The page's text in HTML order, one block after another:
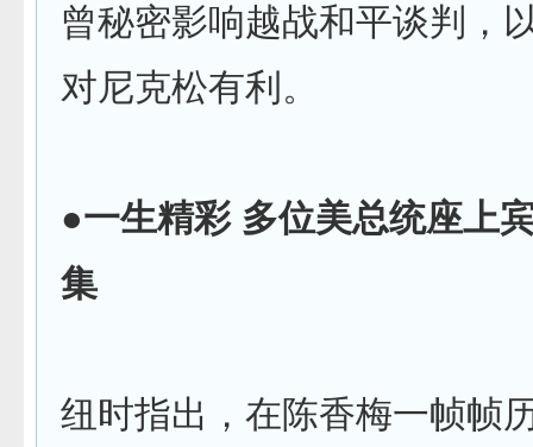
曾秘密影响越战和平谈判，
对尼克松有利。
●一生精彩 多位美总统座上
集
纽时指出，在陈香梅一帧帧